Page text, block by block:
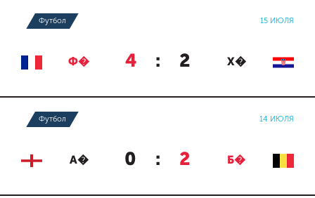
Футбол 15 ИЮЛЯ
Ф� 4 : 2 Х�
Футбол 14 ИЮЛЯ
А� 0 : 2 Б�